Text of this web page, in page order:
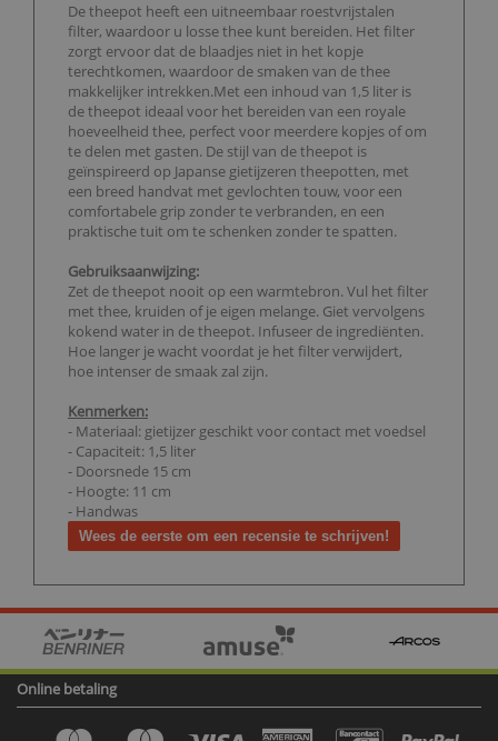
De theepot heeft een uitneembaar roestvrijstalen
filter, waardoor u losse thee kunt bereiden. Het filter
zorgt ervoor dat de blaadjes niet in het kopje
terechtkomen, waardoor de smaken van de thee
makkelijker intrekken.Met een inhoud van 1,5 liter is
de theepot ideaal voor het bereiden van een royale
hoeveelheid thee, perfect voor meerdere kopjes of om
te delen met gasten. De stijl van de theepot is
geïnspireerd op Japanse gietijzeren theepotten, met
een breed handvat met gevlochten touw, voor een
comfortabele grip zonder te verbranden, en een
praktische tuit om te schenken zonder te spatten.
Gebruiksaanwijzing:
Zet de theepot nooit op een warmtebron. Vul het filter
met thee, kruiden of je eigen melange. Giet vervolgens
kokend water in de theepot. Infuseer de ingrediënten.
Hoe langer je wacht voordat je het filter verwijdert,
hoe intenser de smaak zal zijn.
Kenmerken:
- Materiaal: gietijzer geschikt voor contact met voedsel
- Capaciteit: 1,5 liter
- Doorsnede 15 cm
- Hoogte: 11 cm
- Handwas
Wees de eerste om een recensie te schrijven!
Online betaling